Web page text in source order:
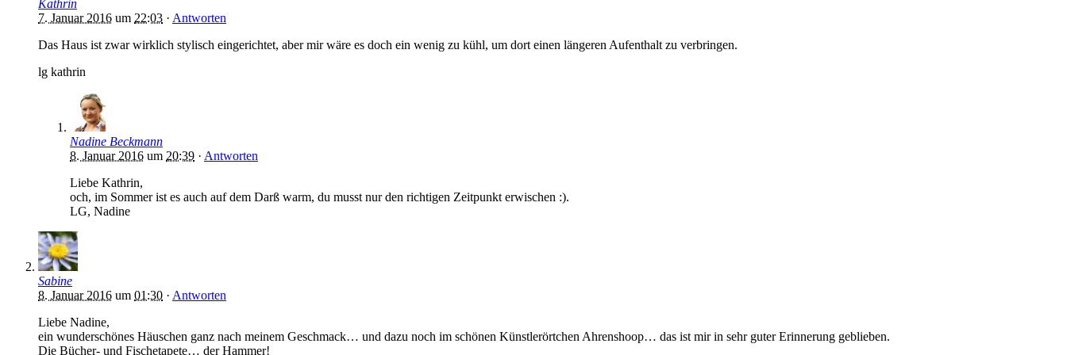
Kathrin
7. Januar 2016 um 22:03 · Antworten
Das Haus ist zwar wirklich stylisch eingerichtet, aber mir wäre es doch ein wenig zu kühl, um dort einen längeren Aufenthalt zu verbringen.
lg kathrin
Nadine Beckmann
8. Januar 2016 um 20:39 · Antworten
Liebe Kathrin,
och, im Sommer ist es auch auf dem Darß warm, du musst nur den richtigen Zeitpunkt erwischen :).
LG, Nadine
Sabine
8. Januar 2016 um 01:30 · Antworten
Liebe Nadine,
ein wunderschönes Häuschen ganz nach meinem Geschmack… und dazu noch im schönen Künstlerörtchen Ahrenshoop… das ist mir in sehr guter Erinnerung geblieben.
Die Bücher- und Fischetapete… der Hammer!